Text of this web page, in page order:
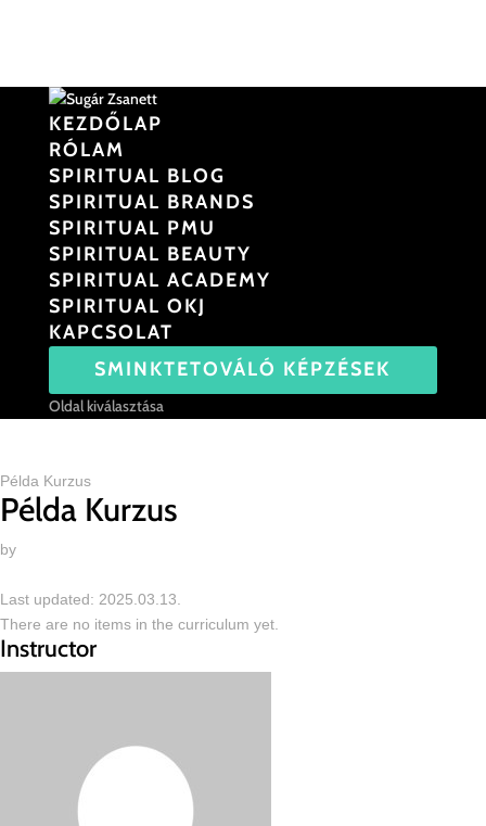
KEZDŐLAP
RÓLAM
SPIRITUAL BLOG
SPIRITUAL BRANDS
SPIRITUAL PMU
SPIRITUAL BEAUTY
SPIRITUAL ACADEMY
SPIRITUAL OKJ
KAPCSOLAT
SMINKTETOVÁLÓ KÉPZÉSEK
Oldal kiválasztása
Példa Kurzus
Példa Kurzus
by
Last updated: 2025.03.13.
There are no items in the curriculum yet.
Instructor